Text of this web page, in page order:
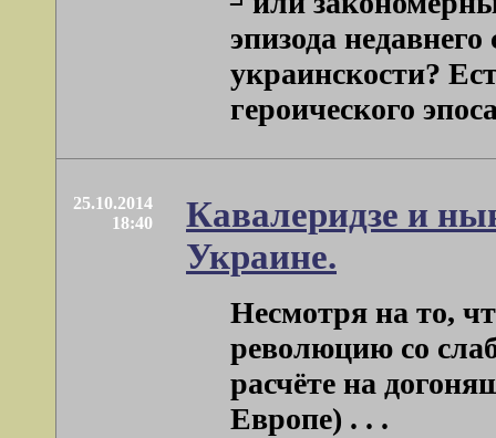
эпизода
украинскости?
героического
25.10.2014
18:40
Кавалеридзе и
Украине.
Несмотря на то,
революцию со
расчёте на
Европе) . . .